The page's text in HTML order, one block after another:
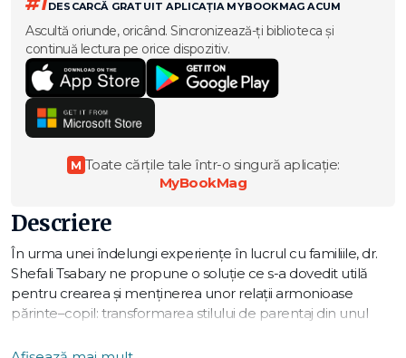
DESCARCĂ GRATUIT APLICAȚIA MYBOOKMAG ACUM
Ascultă oriunde, oricând. Sincronizează-ți biblioteca și
continuă lectura pe orice dispozitiv.
M Toate cărțile tale într-o singură aplicație:
MyBookMag
Descriere
În urma unei îndelungi experienţe în lucrul cu familiile, dr.
Shefali Tsabary ne propune o soluţie ce s-a dovedit utilă
pentru crearea şi menţinerea unor relaţii armonioase
părinte–copil: transformarea stilului de parentaj din unul
într-unul conştient, centrat asupra nevoilor reale ale